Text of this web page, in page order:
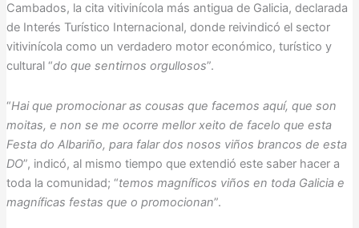
Cambados, la cita vitivinícola más antigua de Galicia, declarada
de Interés Turístico Internacional, donde reivindicó el sector
vitivinícola como un verdadero motor económico, turístico y
cultural “do que sentirnos orgullosos”.
“Hai que promocionar as cousas que facemos aquí, que son
moitas, e non se me ocorre mellor xeito de facelo que esta
Festa do Albariño, para falar dos nosos viños brancos de esta
DO”, indicó, al mismo tiempo que extendió este saber hacer a
toda la comunidad; “temos magníficos viños en toda Galicia e
magníficas festas que o promocionan”.